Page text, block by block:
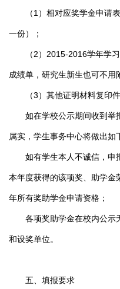
（1）相对应奖学金申请表
一份）；
（2）2015-2016学年学习
成绩单，研究生新生也可不用
（3）其他证明材料复印件
如在学校公示期间收到举
属实，学生事务中心将做出如
如有学生本人不诚信，申
本年度获得的该项奖、助学金
年所有奖助学金申请资格；
各项奖助学金在校内公示
和设奖单位。
五、填报要求